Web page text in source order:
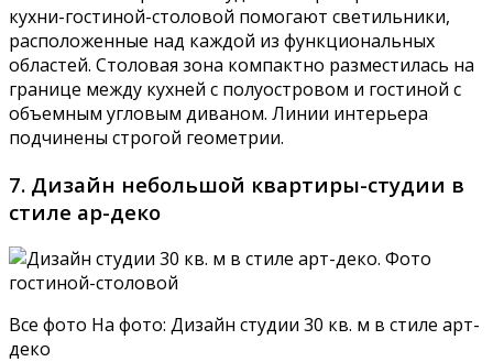
кухни-гостиной-столовой помогают светильники,
расположенные над каждой из функциональных
областей. Столовая зона компактно разместилась на
границе между кухней с полуостровом и гостиной с
объемным угловым диваном. Линии интерьера
подчинены строгой геометрии.
7. Дизайн небольшой квартиры-студии в
стиле ар-деко
Все фото На фото: Дизайн студии 30 кв. м в стиле арт-
деко